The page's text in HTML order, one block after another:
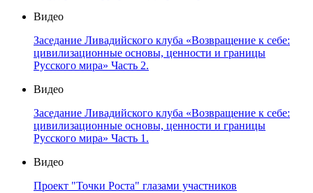
Видео
Заседание Ливадийского клуба «Возвращение к себе:
цивилизационные основы, ценности и границы
Русского мира» Часть 2.
Видео
Заседание Ливадийского клуба «Возвращение к себе:
цивилизационные основы, ценности и границы
Русского мира» Часть 1.
Видео
Проект "Точки Роста" глазами участников